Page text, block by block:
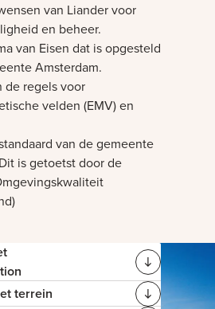
van Liander voor
en beheer.
van Eisen dat is opgesteld
Amsterdam.
de regels voor
velden (EMV) en
van de gemeente
is getoetst door de
terrein